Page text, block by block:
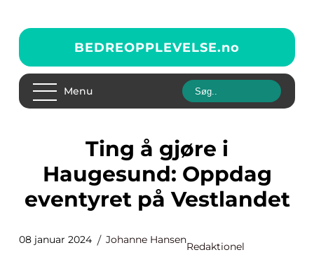
BEDREOPPLEVELSE.no
Menu
Ting å gjøre i
Haugesund: Oppdag
eventyret på Vestlandet
08 januar 2024 Johanne Hansen
Redaktionel